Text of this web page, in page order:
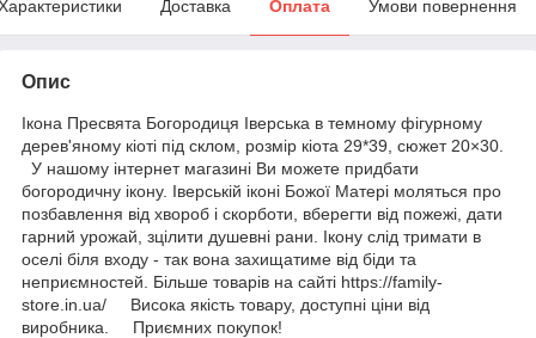
Доставка Оплата Умови повернення
Опис
Ікона Пресвята Богородиця Іверська в темному фігурному
дерев'яному кіоті під склом, розмір кіота 29*39, сюжет 20×30.
У нашому інтернет магазині Ви можете придбати
богородичну ікону. Іверській іконі Божої Матері моляться про
позбавлення від хвороб і скорботи, вберегти від пожежі, дати
гарний урожай, зцілити душевні рани. Ікону слід тримати в
оселі біля входу - так вона захищатиме від біди та
неприємностей. Більше товарів на сайті https://family-
store.in.ua/ Висока якість товару, доступні ціни від
виробника. Приємних покупок!